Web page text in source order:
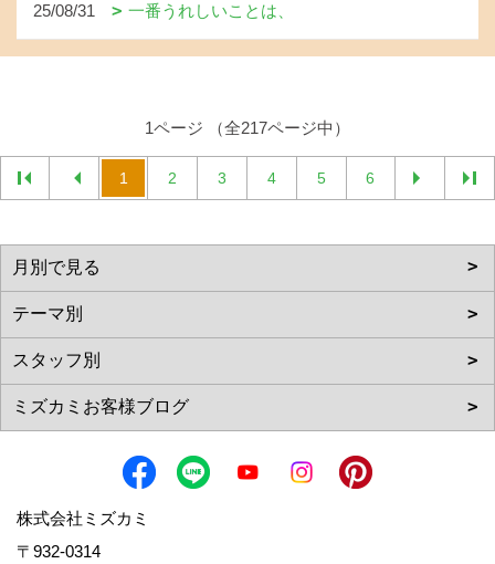
25/08/31 一番うれしいことは、
1ページ （全217ページ中）
1 2 3 4 5 6
株式会社ミズカミ
〒932-0314